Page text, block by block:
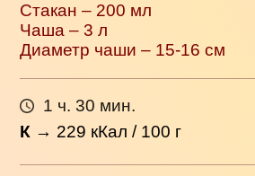
Стакан – 200 мл
Чаша – 3 л
Диаметр чаши – 15-16 см
1 ч. 30 мин.
К → 229 кКал / 100 г